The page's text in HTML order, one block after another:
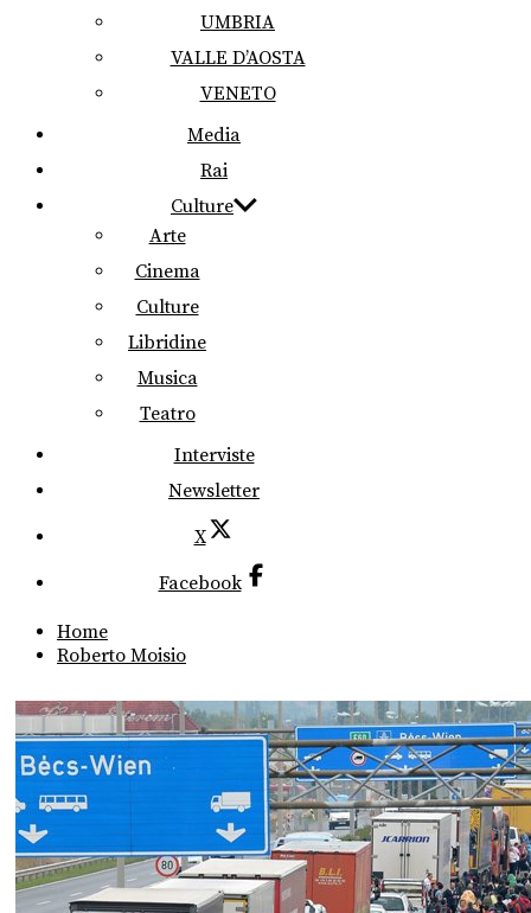
UMBRIA
VALLE D’AOSTA
VENETO
Media
Rai
Culture
Arte
Cinema
Culture
Libridine
Musica
Teatro
Interviste
Newsletter
X
Facebook
Home
Roberto Moisio